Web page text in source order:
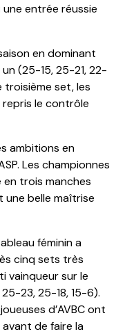
une entrée réussie
en dominant
(25-15, 25-21, 22-
troisième set, les
repris le contrôle
ambitions en
Les championnes
trois manches
une belle maîtrise
féminin a
cinq sets très
vainqueur sur le
23, 25-18, 15-6).
d’AVBC ont
de faire la